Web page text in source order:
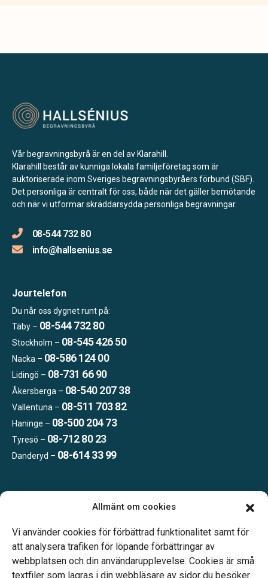
Allmänt om cookies
Vi använder cookies för förbättrad funktionalitet samt för
att analysera trafiken för löpande förbättringar av
webbplatsen och din användarupplevelse. Cookies är små
textfiler som lagras i din webbläsare av sidor du besöker.
Vår begravningsbyrå är en del av Klarahill.
Klarahill består av kunniga lokala familjeföretag som är
auktoriserade inom Sveriges begravningsbyråers förbund (SBF).
Det personliga är centralt för oss, både när det gäller bemötande
och när vi utformar skräddarsydda personliga begravningar.
08-544 732 80
info@hallsenius.se
Jourtelefon
Du når oss dygnet runt på:
Täby – 08-544 732 80
Stockholm – 08-545 426 50
Nacka – 08-586 124 00
Lidingö – 08-731 66 90
Åkersberga – 08-540 207 38
Vallentuna – 08-511 703 82
Haninge – 08-500 204 73
Tyresö – 08-712 80 23
Danderyd – 08-614 33 99
Telefonjour dygnet runt.